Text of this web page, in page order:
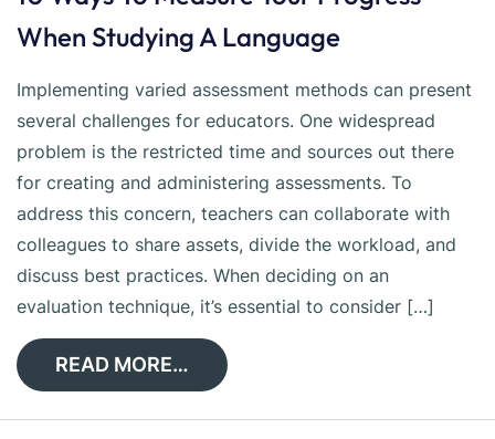
When Studying A Language
Implementing varied assessment methods can present
several challenges for educators. One widespread
problem is the restricted time and sources out there
for creating and administering assessments. To
address this concern, teachers can collaborate with
colleagues to share assets, divide the workload, and
discuss best practices. When deciding on an
evaluation technique, it’s essential to consider […]
READ MORE…